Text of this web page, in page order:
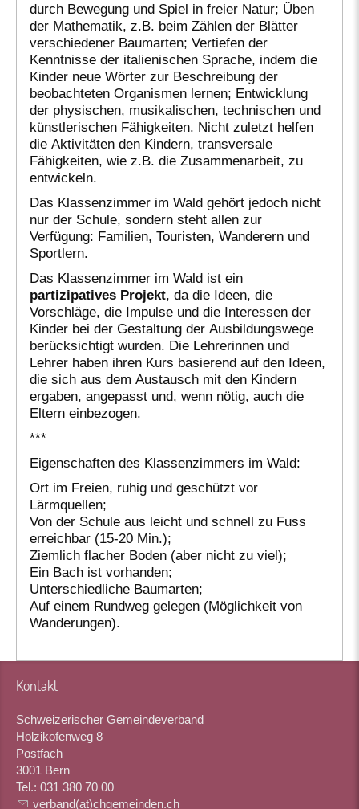
durch Bewegung und Spiel in freier Natur; Üben
der Mathematik, z.B. beim Zählen der Blätter
verschiedener Baumarten; Vertiefen der
Kenntnisse der italienischen Sprache, indem die
Kinder neue Wörter zur Beschreibung der
beobachteten Organismen lernen; Entwicklung
der physischen, musikalischen, technischen und
künstlerischen Fähigkeiten. Nicht zuletzt helfen
die Aktivitäten den Kindern, transversale
Fähigkeiten, wie z.B. die Zusammenarbeit, zu
entwickeln.
Das Klassenzimmer im Wald gehört jedoch nicht
nur der Schule, sondern steht allen zur
Verfügung: Familien, Touristen, Wanderern und
Sportlern.
Das Klassenzimmer im Wald ist ein
partizipatives Projekt, da die Ideen, die
Vorschläge, die Impulse und die Interessen der
Kinder bei der Gestaltung der Ausbildungswege
berücksichtigt wurden. Die Lehrerinnen und
Lehrer haben ihren Kurs basierend auf den Ideen,
die sich aus dem Austausch mit den Kindern
ergaben, angepasst und, wenn nötig, auch die
Eltern einbezogen.
***
Eigenschaften des Klassenzimmers im Wald:
Ort im Freien, ruhig und geschützt vor
Lärmquellen;
Von der Schule aus leicht und schnell zu Fuss
erreichbar (15-20 Min.);
Ziemlich flacher Boden (aber nicht zu viel);
Ein Bach ist vorhanden;
Unterschiedliche Baumarten;
Auf einem Rundweg gelegen (Möglichkeit von
Wanderungen).
Kontakt
Schweizerischer Gemeindeverband
Holzikofenweg 8
Postfach
3001 Bern
Tel.: 031 380 70 00
verband(at)chgemeinden.ch